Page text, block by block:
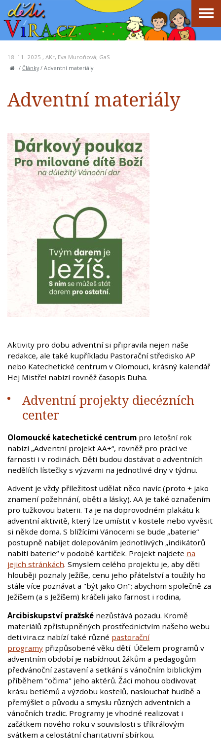
18. 11. 2025 , AKr, Eva Muroňová; GaS
/ Články/ Adventní materiály
Adventní materiály
Aktivity pro dobu adventní si připravila nejen naše
redakce, ale také kupříkladu Pastorační středisko AP
nebo Katechetické centrum v Olomouci, krásný kalendář
Hej Mistře! nabízí rovněž časopis Duha.
Adventní projekty diecézních
center
Olomoucké katechetické centrum pro letošní rok
nabízí „Adventní projekt AA+“, rovněž pro práci ve
farnosti i v rodinách. Děti budou dostávat o adventních
nedělích lístečky s výzvami na jednotlivé dny v týdnu.
Advent je vždy příležitost udělat něco navíc (proto + jako
znamení požehnání, oběti a lásky). AA je také označením
pro tužkovou baterii. Ta je na doprovodném plakátu k
adventní aktivitě, který lze umístit v kostele nebo vyvěsit
si někde doma. S blížícími Vánocemi se bude „baterie“
postupně nabíjet dolepováním jednotlivých „indikátorů
nabití baterie“ v podobě kartiček. Projekt najdete na
jejich stránkách. Smyslem celého projektu je, aby děti
hlouběji poznaly Ježíše, cenu jeho přátelství a toužily ho
stále více poznávat a "být jako On"; abychom společně za
Ježíšem (a s Ježíšem) kráčeli jako farnost i rodina,
Arcibiskupství pražské nezůstává pozadu. Kromě
materiálů zpřístupněných prostřednictvím našeho webu
deti.vira.cz nabízí také různé pastorační
programy přizpůsobené věku dětí. Účelem programů v
adventním období je nabídnout žákům a pedagogům
předvánoční zastavení a setkání s vánočním biblickým
příběhem "očima" jeho aktérů. Žáci mohou obdivovat
krásu betlémů a výzdobu kostelů, naslouchat hudbě a
přemýšlet o původu a smyslu různých adventních a
vánočních tradic. Programy je vhodné realizovat i
začátkem nového roku v souvislosti s tříkrálovým
svátkem a celostátní charitativní sbírkou.